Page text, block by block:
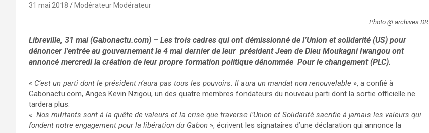
31 mai 2018 Modérateur Modérateur
Photo @ archives DR
Libreville, 31 mai (Gabonactu.com) – Les trois cadres qui ont démissionné de l’Union et solidarité (US) pour
dénoncer l’entrée au gouvernement le 4 mai dernier de leur président Jean de Dieu Moukagni Iwangou ont
annoncé mercredi la création de leur propre formation politique dénommée Pour le changement (PLC).
« C’est un parti dont le président n’aura pas tous les pouvoirs. Il aura un mandat non renouvelable », a confié à
Gabonactu.com, Anges Kevin Nzigou, un des quatre membres fondateurs du nouveau parti dont la sortie officielle ne
tardera plus.
« Nos militants sont à la quête de valeurs et la crise que traverse l’Union et Solidarité sacrifie à jamais les valeurs qui
fondent notre engagement pour la libération du Gabon », écrivent les signataires d’une déclaration qui annonce la